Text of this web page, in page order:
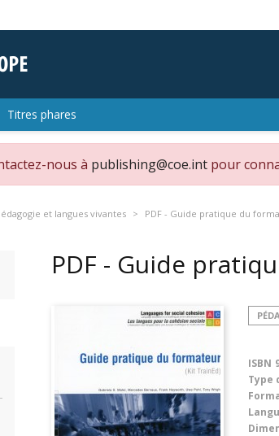
Titres phares
nous à publishing@coe.int pour
et langues vivantes PDF - Guide pratique du
PDF - Guide
ISBN
Type